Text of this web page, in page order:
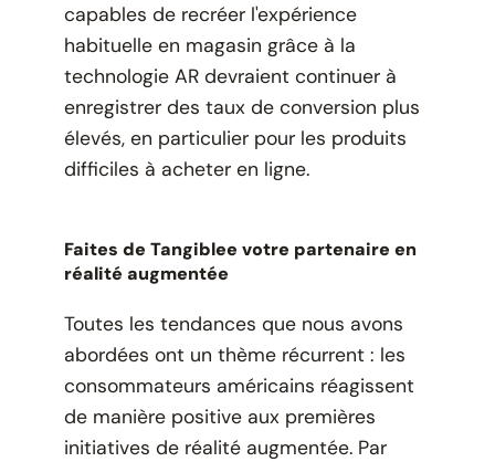
capables de recréer l'expérience
habituelle en magasin grâce à la
technologie AR devraient continuer à
enregistrer des taux de conversion plus
élevés, en particulier pour les produits
difficiles à acheter en ligne.
Faites de Tangiblee votre partenaire en
réalité augmentée
Toutes les tendances que nous avons
abordées ont un thème récurrent : les
consommateurs américains réagissent
de manière positive aux premières
initiatives de réalité augmentée. Par